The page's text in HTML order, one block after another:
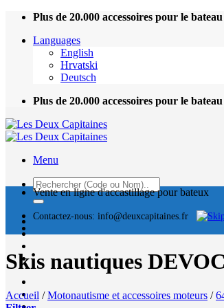
Passer
contenu
Plus de 20.000 accessoires pour le
Languages
English
Hrvatski
Deutsch
Plus de 20.000 accessoires pour le
Menu
Recherche
pour :
Vente en ligne d'accastillage pour bateux
Contactez-nous: info@deuxcapitaines.fr
Skis nautiques
Accueil / Motonautisme et accessoires moteurs /